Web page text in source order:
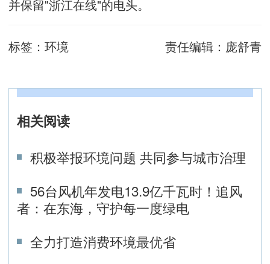
并保留"浙江在线"的电头。
标签： 环境 责任编辑： 庞舒青
相关阅读
积极举报环境问题 共同参与城市治理
56台风机年发电13.9亿千瓦时！追风
者：在东海，守护每一度绿电
全力打造消费环境最优省